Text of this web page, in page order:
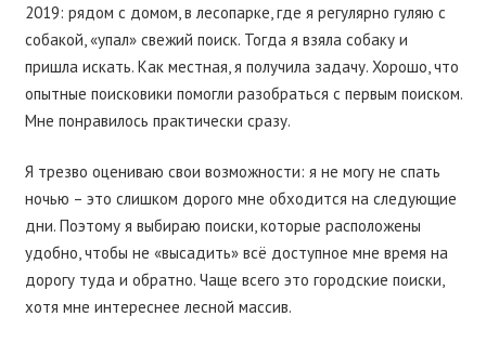
2019: рядом с домом, в лесопарке, где я регулярно гуляю с
собакой, «упал» свежий поиск. Тогда я взяла собаку и
пришла искать. Как местная, я получила задачу. Хорошо, что
опытные поисковики помогли разобраться с первым поиском.
Мне понравилось практически сразу.
Я трезво оцениваю свои возможности: я не могу не спать
ночью – это слишком дорого мне обходится на следующие
дни. Поэтому я выбираю поиски, которые расположены
удобно, чтобы не «высадить» всё доступное мне время на
дорогу туда и обратно. Чаще всего это городские поиски,
хотя мне интереснее лесной массив.